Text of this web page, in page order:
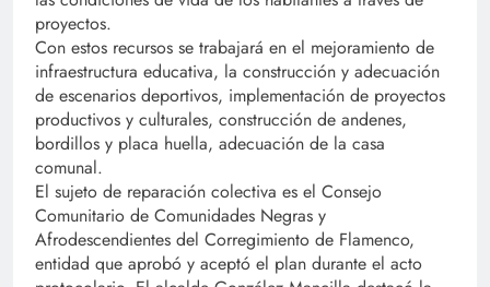
proyectos.
Con estos recursos se trabajará en el mejoramiento de
infraestructura educativa, la construcción y adecuación
de escenarios deportivos, implementación de proyectos
productivos y culturales, construcción de andenes,
bordillos y placa huella, adecuación de la casa
comunal.
El sujeto de reparación colectiva es el Consejo
Comunitario de Comunidades Negras y
Afrodescendientes del Corregimiento de Flamenco,
entidad que aprobó y aceptó el plan durante el acto